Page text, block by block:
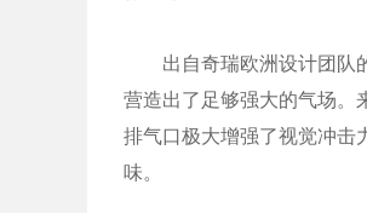
出自奇瑞欧洲设计团队的
营造出了足够强大的气场。
排气口极大增强了视觉冲击
味。